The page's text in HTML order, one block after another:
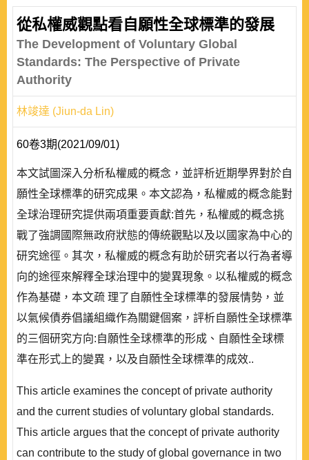
從私權威觀點看自願性全球標準的發展
The Development of Voluntary Global
Standards: The Perspective of Private
Authority
林竣達 (Jiun-da Lin)
60卷3期(2021/09/01)
本文試圖深入分析私權威的概念，並評析近期學界對於自
願性全球標準的研究成果。本文認為，私權威的概念能對
全球治理研究提供兩項重要貢獻:首先，私權威的概念挑
戰了強調國際無政府狀態的傳統觀點以及以國家為中心的
研究途徑。其次，私權威的概念有助於研究者以行為者導
向的途徑來解釋全球治理中的變異現象。以私權威的概念
作為基礎，本文疏 理了自願性全球標準的發展情勢，並
以氣候債券倡議組織作為關鍵個案，評析自願性全球標準
的三個研究方向:自願性全球標準的形成、自願性全球標
準在形式上的變異，以及自願性全球標準的成效..
This article examines the concept of private authority
and the current studies of voluntary global standards.
This article argues that the concept of private authority
can contribute to the study of global governance in two